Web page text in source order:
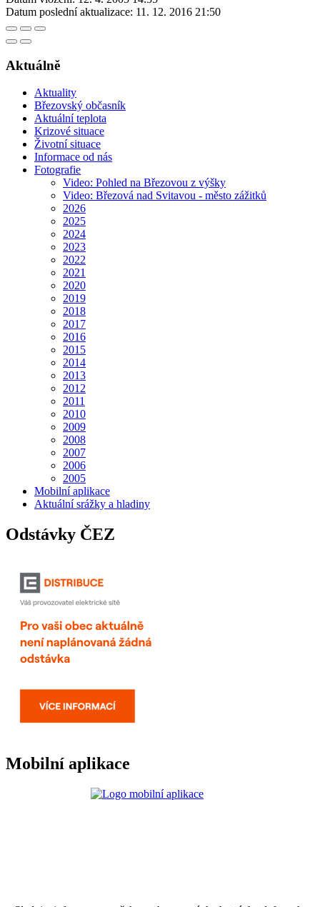
Datum poslední aktualizace: 11. 12. 2016 21:50
Aktuálně
Aktuality
Březovský občasník
Aktuální teplota
Krizové situace
Životní situace
Informace od nás
Fotografie
Video: Pohled na Březovou z výšky
Video: Březová nad Svitavou - město zážitků
2026
2025
2024
2023
2022
2021
2020
2019
2018
2017
2016
2015
2014
2013
2012
2011
2010
2009
2008
2007
2006
2005
Mobilní aplikace
Aktuální srážky a hladiny
Odstávky ČEZ
Mobilní aplikace